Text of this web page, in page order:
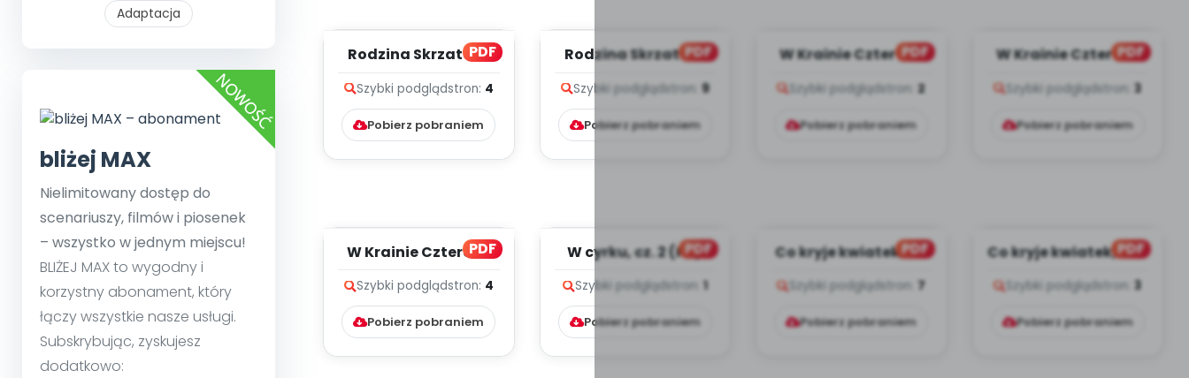
Adaptacja
bliżej MAX
Nielimitowany dostęp do
scenariuszy, filmów i piosenek
– wszystko w jednym miejscu!
BLIŻEJ MAX to wygodny i
korzystny abonament, który
łączy wszystkie nasze usługi.
Subskrybując, zyskujesz
dodatkowo:
PDF
Rodzina Skrzatów,
Szybki podglądstron: 4
Pobierz pobraniem
PDF
Rodzina Skrzatów,
Szybki podglądstron: 9
Pobierz pobraniem
PDF
W Krainie Czterech
Szybki podglądstron: 2
Pobierz pobraniem
PDF
W Krainie Czterech
Szybki podglądstron: 3
Pobierz pobraniem
PDF
W Krainie Czterech
Szybki podglądstron: 4
Pobierz pobraniem
PDF
W cyrku, cz. 2 (PD)
Szybki podglądstron: 1
Pobierz pobraniem
PDF
Co kryje kwiatek, cz.
Szybki podglądstron: 7
Pobierz pobraniem
PDF
Co kryje kwiatek, cz. 1
Szybki podglądstron: 3
Pobierz pobraniem